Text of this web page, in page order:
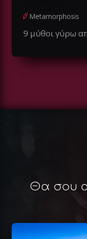
Metamorphosis
9 μύθοι γύρω
Θα σου